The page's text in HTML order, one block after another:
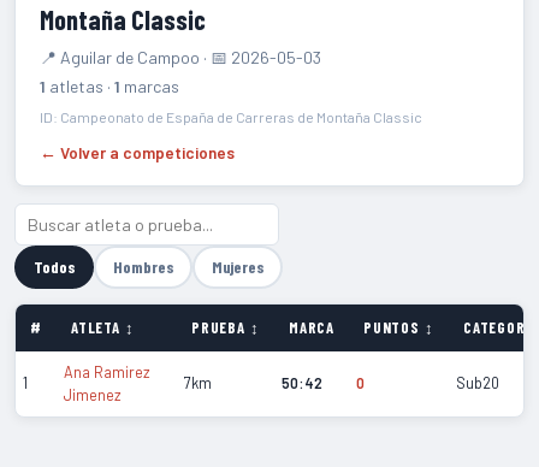
Montaña Classic
📍 Aguilar de Campoo · 📅 2026-05-03
1 atletas · 1 marcas
ID: Campeonato de España de Carreras de Montaña Classic
← Volver a competiciones
Todos Hombres Mujeres
# ATLETA ↕ PRUEBA ↕ MARCA PUNTOS ↕
1
Ana Ramirez
Jimenez
7km 50:42 0 Sub20